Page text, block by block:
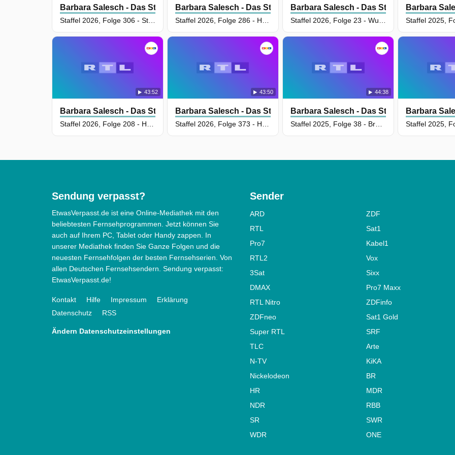
Barbara Salesch - Das StrafgerichtBarbara Salesch - Das Strafgericht
43:52
Barbara Salesch - Das Strafgericht
43:50
Barbara Salesch - Das Strafgericht
Barbara Salesch - Das Strafgericht
Barbara
44:38
Barbara Salesch - Das Strafgericht
Barbara
Sendung verpasst?
EtwasVerpasst.de ist eine Online-Mediathek mit den
beliebtesten Fernsehprogrammen. Jetzt können Sie
auch auf Ihrem PC, Tablet oder Handy zappen. In
unserer Mediathek finden Sie Ganze Folgen und die
neuesten Fernsehfolgen der besten Fernsehserien. Von
allen Deutschen Fernsehsendern. Sendung verpasst:
EtwasVerpasst.de!
Kontakt Hilfe Impressum
Erklärung
Datenschutz
RSS
Ändern Datenschutzeinstellungen
Sender
ARD
ZDF
RTL
Sat1
Pro7
Kabel1
RTL2
Vox
3Sat
Sixx
DMAX
Pro7 Maxx
RTL Nitro
ZDFinfo
ZDFneo
Sat1 Gold
Super RTL
SRF
TLC
Arte
N-TV
KiKA
Nickelodeon
BR
HR
MDR
NDR
RBB
SR
SWR
WDR
ONE